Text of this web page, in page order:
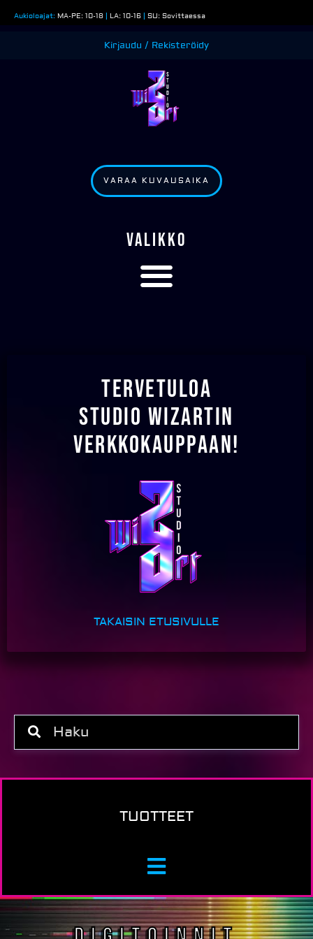
sisältöön
Aukioloajat: MA-PE: 10-18 | LA: 10-16 | SU: Sovittaessa
Kirjaudu / Rekisteröidy
VARAA KUVAUSAIKA
VALIKKO
Tervetuloa
Studio Wizartin
verkkokauppaan!
TAKAISIN ETUSIVULLE
TUOTTEET